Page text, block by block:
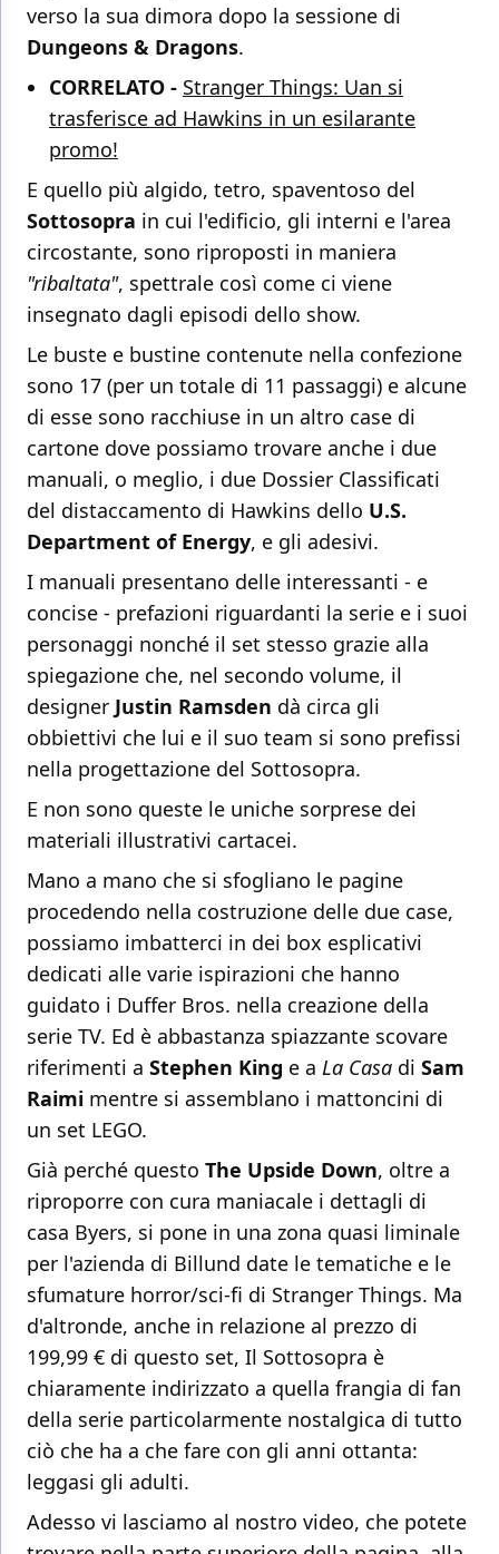
verso la sua dimora dopo la sessione di
Dungeons & Dragons.
CORRELATO - Stranger Things: Uan si
trasferisce ad Hawkins in un esilarante
promo!
E quello più algido, tetro, spaventoso del
Sottosopra in cui l'edificio, gli interni e l'area
circostante, sono riproposti in maniera
"ribaltata", spettrale così come ci viene
insegnato dagli episodi dello show.
Le buste e bustine contenute nella confezione
sono 17 (per un totale di 11 passaggi) e alcune
di esse sono racchiuse in un altro case di
cartone dove possiamo trovare anche i due
manuali, o meglio, i due Dossier Classificati
del distaccamento di Hawkins dello U.S.
Department of Energy, e gli adesivi.
I manuali presentano delle interessanti - e
concise - prefazioni riguardanti la serie e i suoi
personaggi nonché il set stesso grazie alla
spiegazione che, nel secondo volume, il
designer Justin Ramsden dà circa gli
obbiettivi che lui e il suo team si sono prefissi
nella progettazione del Sottosopra.
E non sono queste le uniche sorprese dei
materiali illustrativi cartacei.
Mano a mano che si sfogliano le pagine
procedendo nella costruzione delle due case,
possiamo imbatterci in dei box esplicativi
dedicati alle varie ispirazioni che hanno
guidato i Duffer Bros. nella creazione della
serie TV. Ed è abbastanza spiazzante scovare
riferimenti a Stephen King e a La Casa di Sam
Raimi mentre si assemblano i mattoncini di
un set LEGO.
Già perché questo The Upside Down, oltre a
riproporre con cura maniacale i dettagli di
casa Byers, si pone in una zona quasi liminale
per l'azienda di Billund date le tematiche e le
sfumature horror/sci-fi di Stranger Things. Ma
d'altronde, anche in relazione al prezzo di
199,99 € di questo set, Il Sottosopra è
chiaramente indirizzato a quella frangia di fan
della serie particolarmente nostalgica di tutto
ciò che ha a che fare con gli anni ottanta:
leggasi gli adulti.
Adesso vi lasciamo al nostro video, che potete